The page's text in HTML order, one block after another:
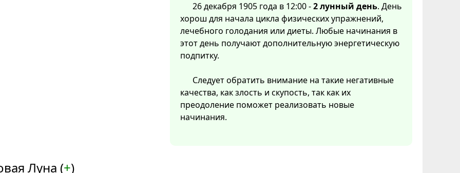
26 декабря 1905 года в 12:00 -2 лунный день. День
хорош для начала цикла физических упражнений,
лечебного голодания или диеты. Любые начинания в
этот день получают дополнительную энергетическую
подпитку.
Следует обратить внимание на такие негативные
качества, как злость и скупость, так как их
преодоление поможет реализовать новые
начинания.
Луна (+)